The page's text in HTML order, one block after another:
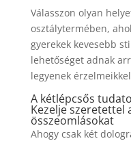
Válasszon olyan
osztálytermében,
gyerekek kevesebb
lehetőséget adnak
legyenek
A kétlépcsős
Kezelje szeretettel
összeomlásokat
Ahogy csak két